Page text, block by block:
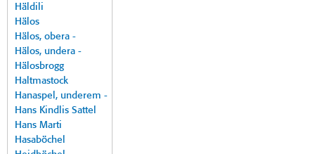
Häldili
Hälos
Hälos, obera -
Hälos, undera -
Hälosbrogg
Haltmastock
Hanaspel, underem -
Hans Kindlis Sattel
Hans Marti
Hasaböchel